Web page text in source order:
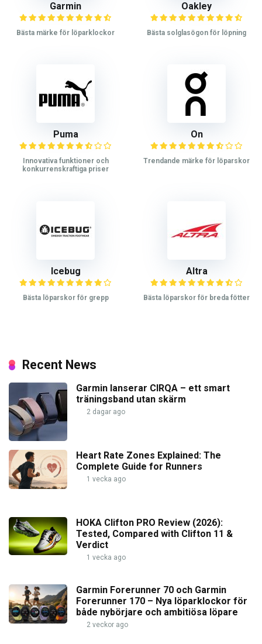
Garmin
Bästa märke för löparklockor
Oakley
Bästa solglasögon för löpning
Puma
Innovativa funktioner och
konkurrenskraftiga priser
On
Trendande märke för löparskor
Icebug
Bästa löparskor för grepp
Altra
Bästa löparskor för breda fötter
Recent News
Garmin lanserar CIRQA – ett smart
träningsband utan skärm
2 dagar ago
Heart Rate Zones Explained: The
Complete Guide for Runners
1 vecka ago
HOKA Clifton PRO Review (2026):
Tested, Compared with Clifton 11 &
Verdict
1 vecka ago
Garmin Forerunner 70 och Garmin
Forerunner 170 – Nya löparklockor för
både nybörjare och ambitiösa löpare
2 veckor ago